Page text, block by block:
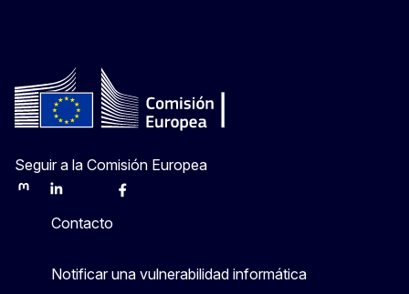
Seguir a la Comisión Europea
MastodonLinkedInBlueskyFacebook
Contacto
Notificar una vulnerabilidad informática